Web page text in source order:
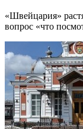
«Швейцария»
вопрос «что